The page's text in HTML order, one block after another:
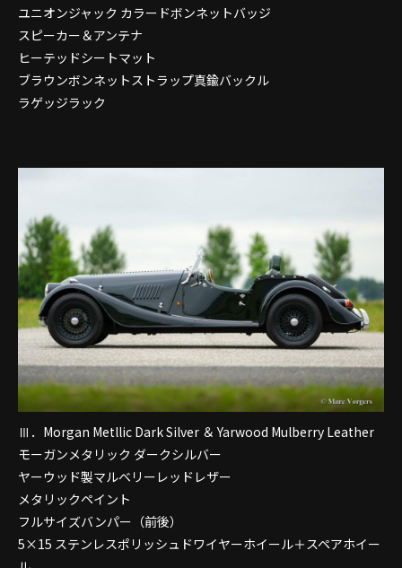
ユニオンジャック カラードボンネットバッジ
スピーカー＆アンテナ
ヒーテッドシートマット
ブラウンボンネットストラップ真鍮バックル
ラゲッジラック
Ⅲ．Morgan Metllic Dark Silver ＆ Yarwood Mulberry Leather
モーガンメタリック ダークシルバー
ヤーウッド製マルベリーレッドレザー
メタリックペイント
フルサイズバンパー（前後）
5×15 ステンレスポリッシュドワイヤーホイール＋スペアホイー